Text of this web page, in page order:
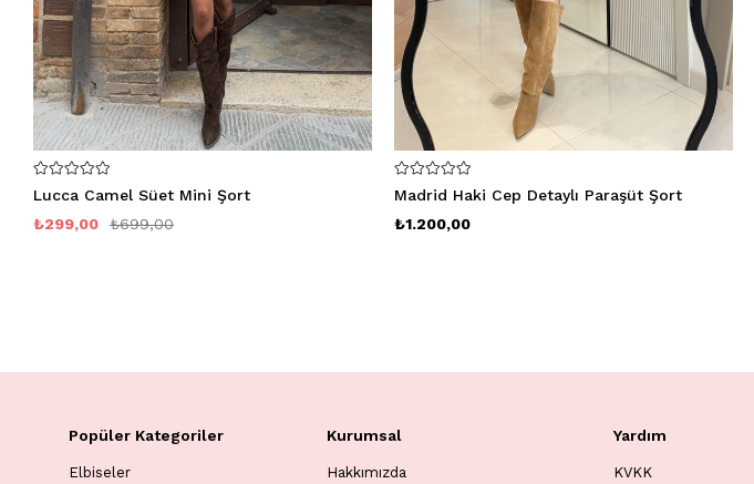
Lucca Camel Süet Mini Şort
₺299,00
₺699,00
Madrid Haki Cep Detaylı Paraşüt Şort
₺1.200,00
Popüler Kategoriler
Elbiseler
Kurumsal
Hakkımızda
Yardım
KVKK